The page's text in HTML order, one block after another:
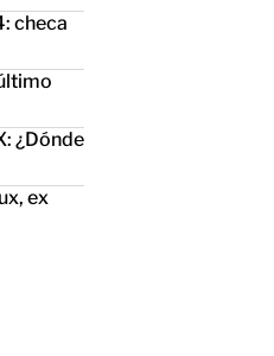
checa
¿Dónde
ex